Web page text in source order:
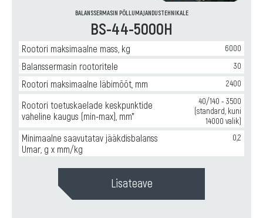
BALANSSERMASIN PÕLLUMAJANDUSTEHNIKALE
BS-44-5000H
Rootori maksimaalne mass, kg 6000
Balanssermasin rootoritele 30
Rootori maksimaalne läbimõõt, mm 2400
Rootori toetuskaelade keskpunktide
vaheline kaugus (min-max), mm*
40/140 - 3500
(standard, kuni
14000 valik)
Minimaalne saavutatav jääkdisbalanss
Umar, g x mm/kg
0,2
Lisateave